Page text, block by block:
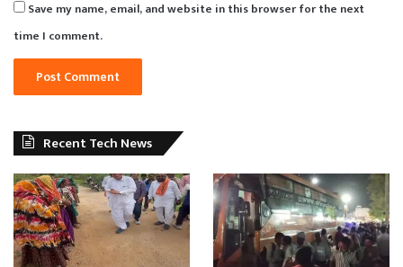
Save my name, email, and website in this browser for the next
time I comment.
Recent Tech News